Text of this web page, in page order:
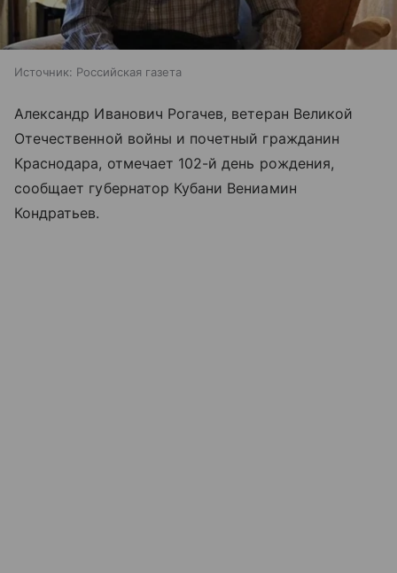
Источник: Российская газета
Александр Иванович Рогачев, ветеран Великой
Отечественной войны и почетный гражданин
Краснодара, отмечает 102-й день рождения,
сообщает губернатор Кубани Вениамин
Кондратьев.